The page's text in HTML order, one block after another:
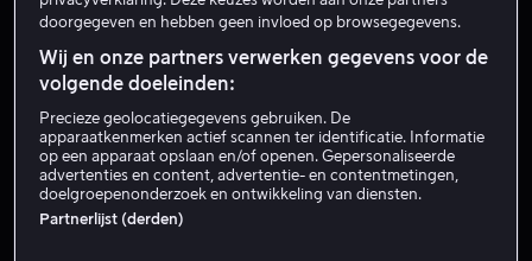
Acteur
doorgegeven en hebben geen invloed op browsegegevens.
Wij en onze partners verwerken gegevens voor de
volgende doeleinden:
Precieze geolocatiegegevens gebruiken. De
apparaatkenmerken actief scannen ter identificatie. Informatie
op een apparaat opslaan en/of openen. Gepersonaliseerde
advertenties en content, advertentie- en contentmetingen,
doelgroepenonderzoek en ontwikkeling van diensten.
Partnerlijst (derden)